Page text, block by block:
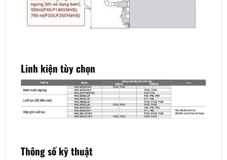
Linh kiện tùy chọn
Thông số kỹ thuật